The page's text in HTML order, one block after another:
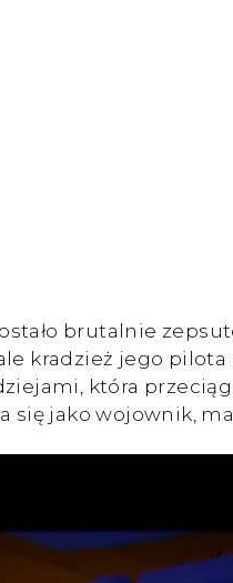
brutalnie
kradzież jego
która
jako wojownik,